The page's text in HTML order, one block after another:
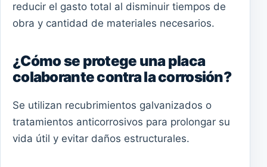
reducir el gasto total al disminuir tiempos de
obra y cantidad de materiales necesarios.
¿Cómo se protege una placa
colaborante contra la corrosión?
Se utilizan recubrimientos galvanizados o
tratamientos anticorrosivos para prolongar su
vida útil y evitar daños estructurales.